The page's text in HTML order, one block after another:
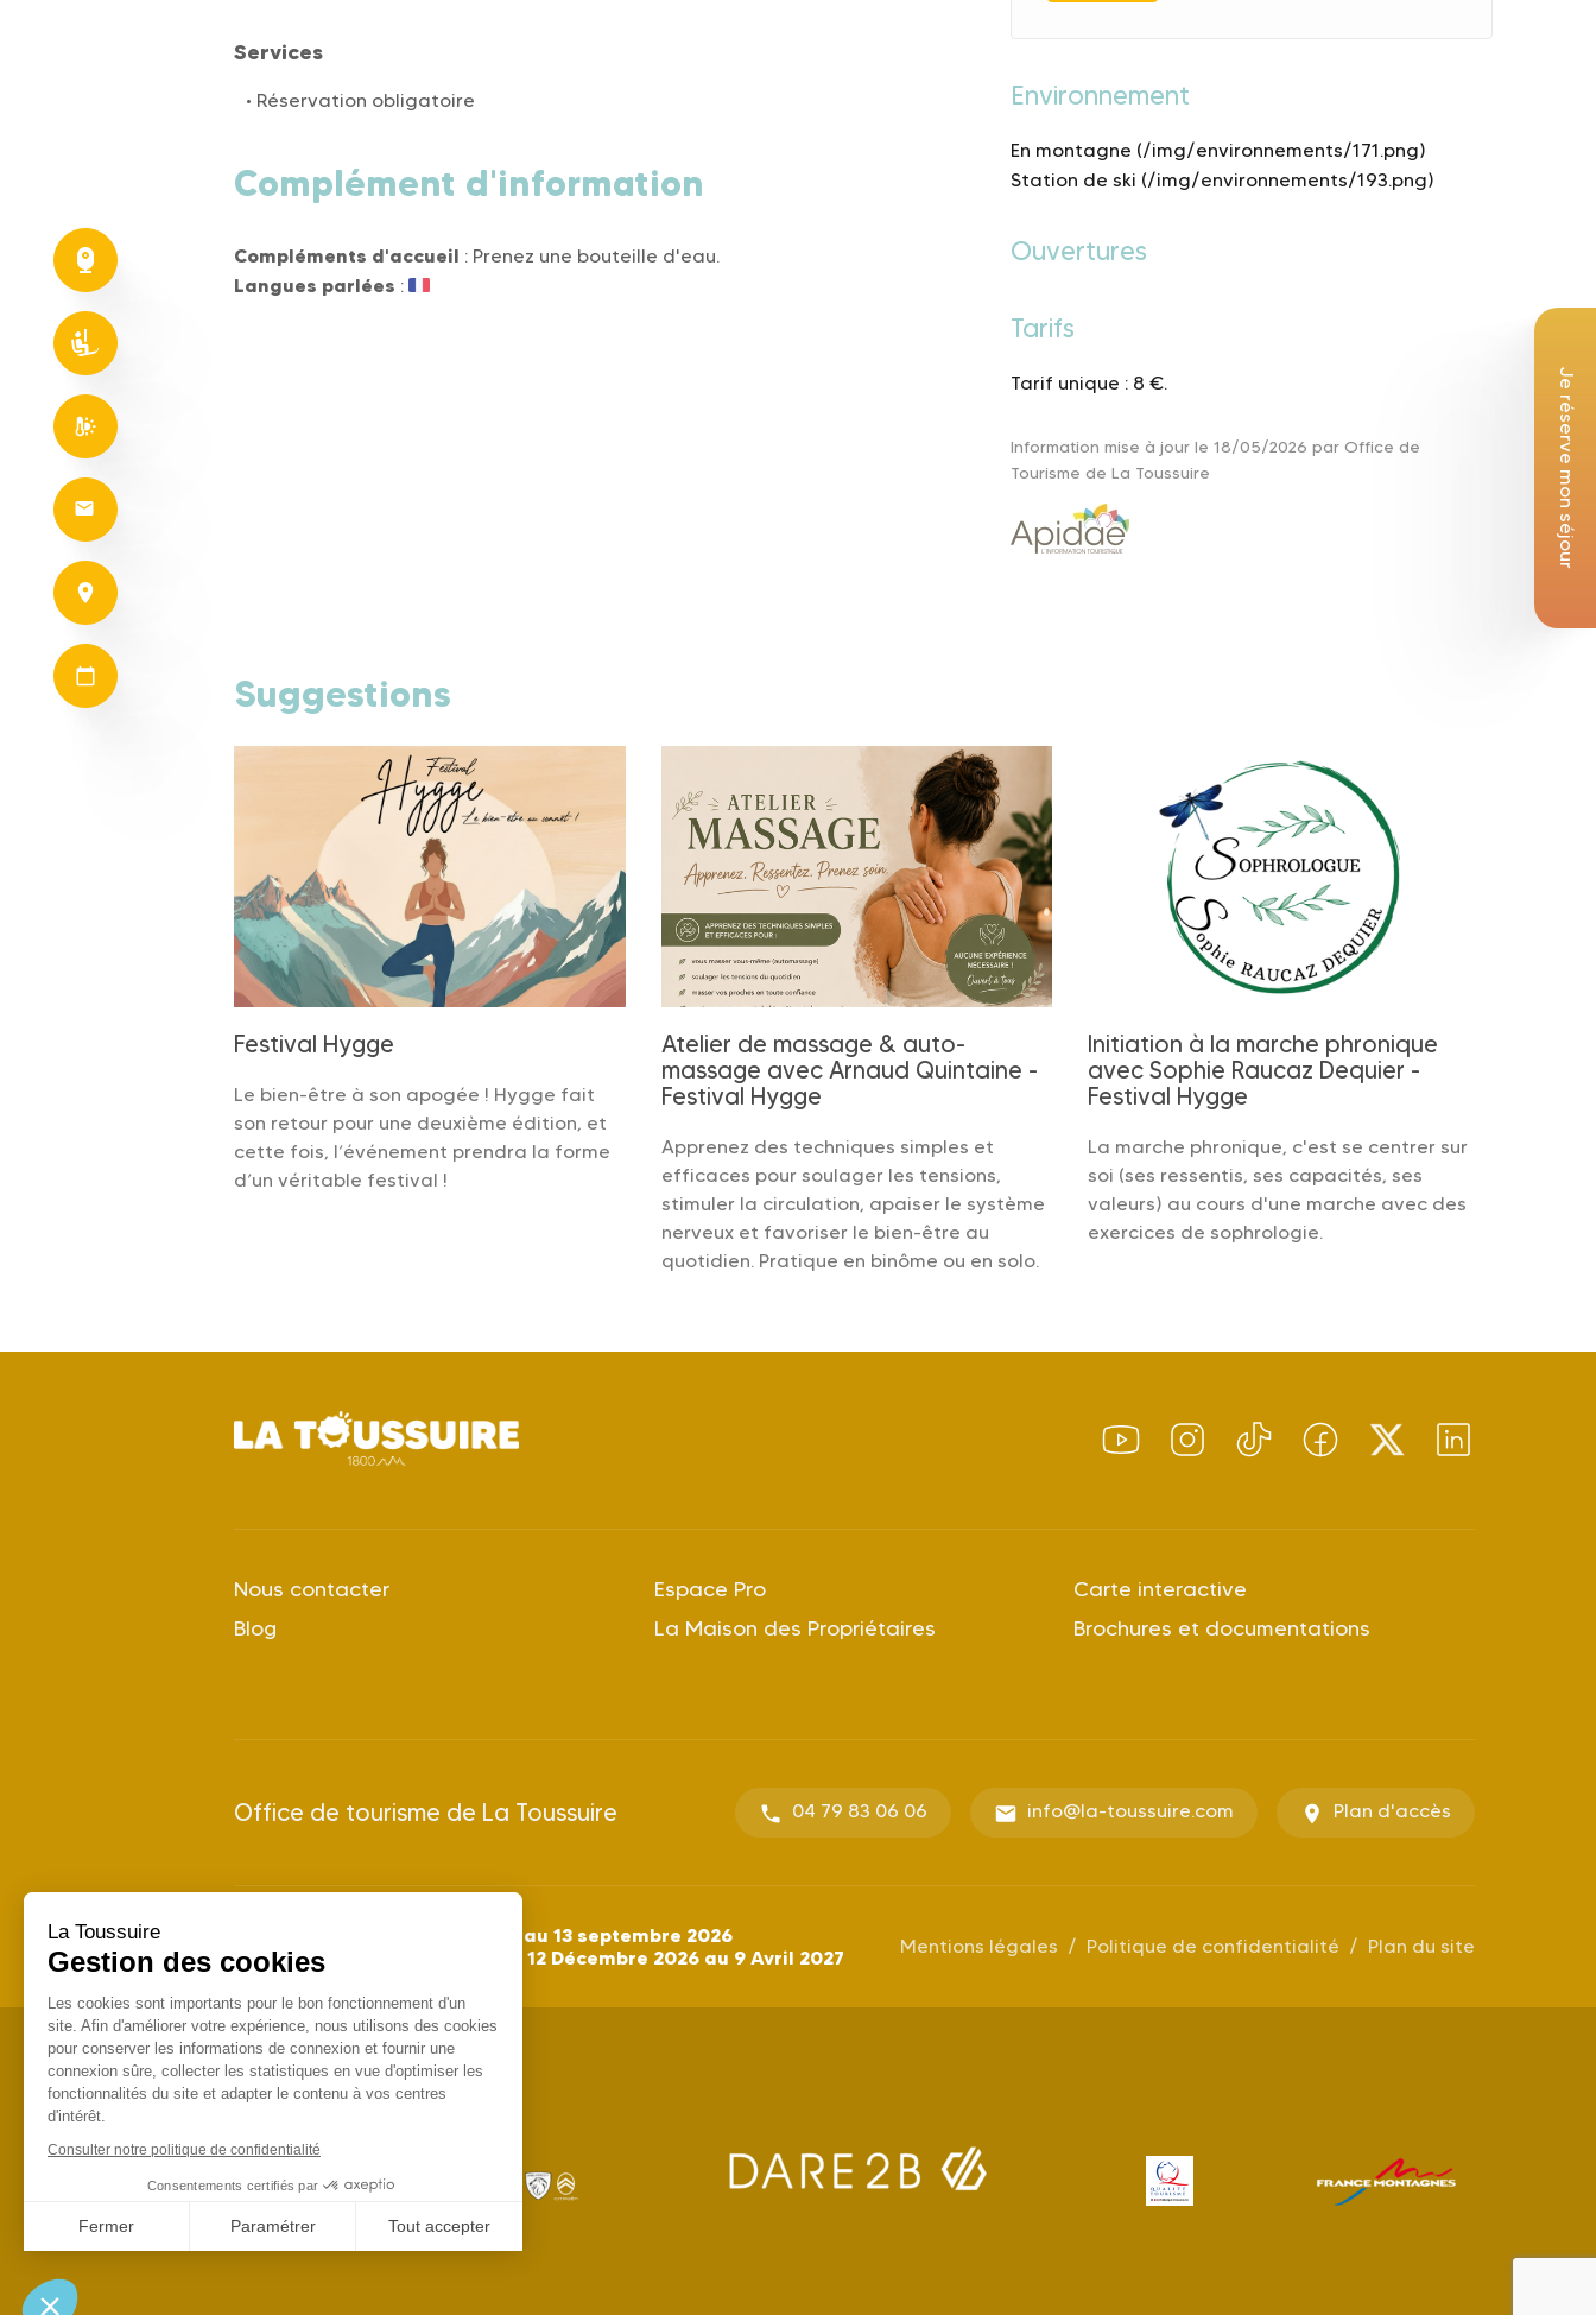
Je réserve mon séjour
Services
Réservation obligatoire
Complément d'information
Compléments d'accueil : Prenez une bouteille d'eau.
Langues parlées :
Environnement
En montagne (/img/environnements/171.png)
Station de ski (/img/environnements/193.png)
Ouvertures
Tarifs
Tarif unique : 8 €.
Information mise à jour le 18/05/2026 par Office de
Tourisme de La Toussuire
Suggestions
Festival Hygge
Le bien-être à son apogée ! Hygge fait
son retour pour une deuxième édition, et
cette fois, l’événement prendra la forme
d’un véritable festival !
Atelier de massage & auto-
massage avec Arnaud Quintaine -
Festival Hygge
Apprenez des techniques simples et
efficaces pour soulager les tensions,
stimuler la circulation, apaiser le système
nerveux et favoriser le bien-être au
quotidien. Pratique en binôme ou en solo.
Initiation à la marche phronique
avec Sophie Raucaz Dequier -
Festival Hygge
La marche phronique, c'est se centrer sur
soi (ses ressentis, ses capacités, ses
valeurs) au cours d'une marche avec des
exercices de sophrologie.
Nous contacter
Blog
Espace Pro
La Maison des Propriétaires
Carte interactive
Brochures et documentations
Office de tourisme de La Toussuire 04 79 83 06 06 info@la-toussuire.com Plan d'accès
28 juin au 13 septembre 2026
Saison Hiver 2026/2027 : du 12 Décembre 2026 au 9 Avril 2027 Mentions légales Politique de confidentialité Plan du site
La Toussuire
Gestion des cookies
Les cookies sont importants pour le bon fonctionnement d'un
site. Afin d'améliorer votre expérience, nous utilisons des cookies
pour conserver les informations de connexion et fournir une
connexion sûre, collecter les statistiques en vue d'optimiser les
fonctionnalités du site et adapter le contenu à vos centres
d'intérêt.
Consulter notre politique de confidentialité
Consentements certifiés par
Fermer Paramétrer Tout accepter
Plateforme de Gestion du Consentement : Personnalisez vos Options